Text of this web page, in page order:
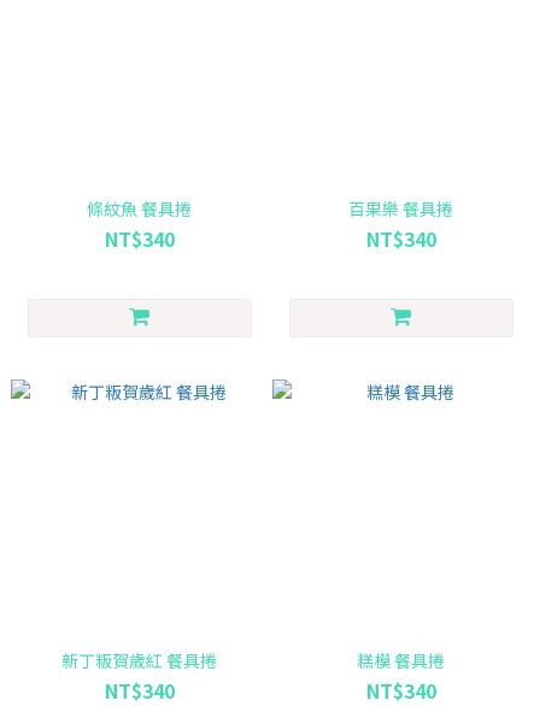
條紋魚 餐具捲
NT$340
百果樂 餐具捲
NT$340
新丁粄賀歲紅 餐具捲
NT$340
糕模 餐具捲
NT$340